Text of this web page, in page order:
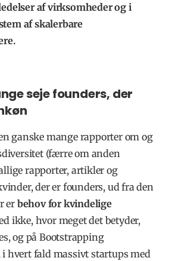
af virksomheder og i
af skalerbare
seje founders, der
ganske mange rapporter om og
(færre om anden
rapporter, artikler og
der er founders, ud fra den
er behov for kvindelige
ikke, hvor meget det betyder,
og på Bootstrapping
hvert fald massivt startups med